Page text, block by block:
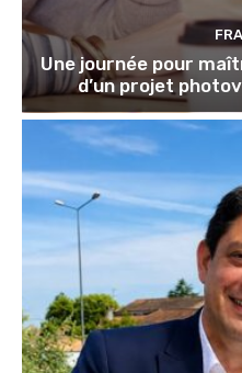
Une journée pour
d’un projet